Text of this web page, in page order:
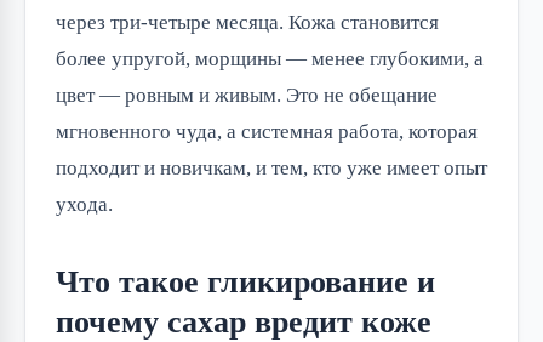
через три-четыре месяца. Кожа становится
более упругой, морщины — менее глубокими, а
цвет — ровным и живым. Это не обещание
мгновенного чуда, а системная работа, которая
подходит и новичкам, и тем, кто уже имеет опыт
ухода.
Что такое гликирование и
почему сахар вредит коже